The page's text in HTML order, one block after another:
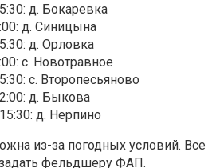
д. Бокаревка
д. Синицына
д. Орловка
с. Новотравное
с. Второпесьяново
д. Быкова
д. Нерпино
из-за погодных условий. Все
фельдшеру ФАП.